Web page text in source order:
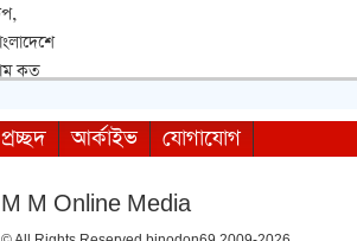
প্রচ্ছদ আর্কাইভ যোগাযোগ
M M Online Media